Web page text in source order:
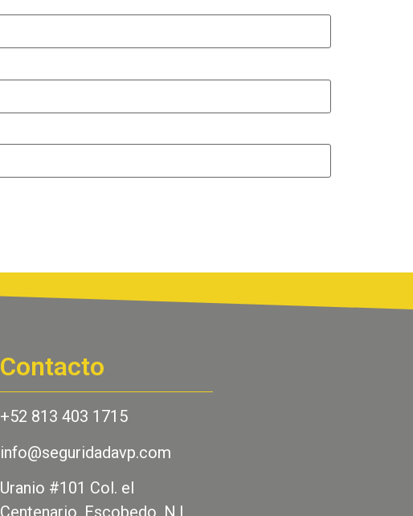
Contacto
+52 813 403 1715
info@seguridadavp.com
Uranio #101 Col. el
Centenario, Escobedo, N.L.